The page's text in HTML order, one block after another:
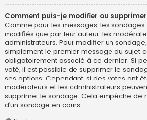
Comment puis-je modifier ou
Comme pour les messages, les sondages
modifiés que par leur auteur, les
administrateurs. Pour modifier un
simplement le premier message du sujet
obligatoirement associé à ce dernier. Si
voté, il est possible de supprimer le
ses options. Cependant, si des votes ont
modérateurs et les administrateurs
supprimer le sondage. Cela empêche de
d’un sondage en cours.